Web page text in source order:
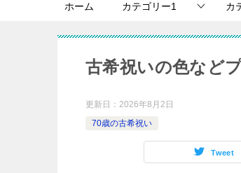
ホーム カテゴリー1 カ
古希祝いの色など
更新日： 2026年8月2日
70歳の古希祝い
Tweet